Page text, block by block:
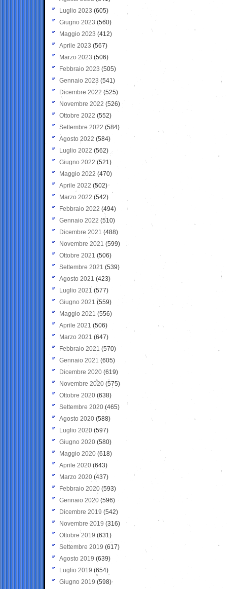
Luglio 2023 (605)
Giugno 2023 (560)
Maggio 2023 (412)
Aprile 2023 (567)
Marzo 2023 (506)
Febbraio 2023 (505)
Gennaio 2023 (541)
Dicembre 2022 (525)
Novembre 2022 (526)
Ottobre 2022 (552)
Settembre 2022 (584)
Agosto 2022 (584)
Luglio 2022 (562)
Giugno 2022 (521)
Maggio 2022 (470)
Aprile 2022 (502)
Marzo 2022 (542)
Febbraio 2022 (494)
Gennaio 2022 (510)
Dicembre 2021 (488)
Novembre 2021 (599)
Ottobre 2021 (506)
Settembre 2021 (539)
Agosto 2021 (423)
Luglio 2021 (577)
Giugno 2021(559)
Maggio 2021 (556)
Aprile 2021 (506)
Marzo 2021 (647)
Febbraio 2021 (570)
Gennaio 2021 (605)
Dicembre 2020 (619)
Novembre 2020 (575)
Ottobre 2020 (638)
Settembre 2020(465)
Agosto 2020 (588)
Luglio 2020 (597)
Giugno 2020 (580)
Maggio 2020 (618)
Aprile 2020 (643)
Marzo 2020 (437)
Febbraio 2020 (593)
Gennaio 2020 (596)
Dicembre 2019 (542)
Novembre 2019 (316)
Ottobre 2019 (631)
Settembre 2019 (617)
Agosto 2019 (639)
Luglio 2019 (654)
Giugno 2019 (598)